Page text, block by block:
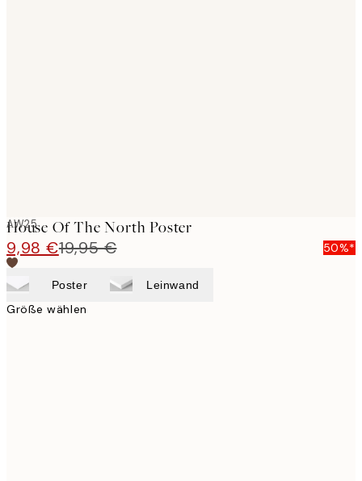
AW25
House Of The North Poster
9,98 €19,95 € 50%*
Poster Leinwand
Größe wählen